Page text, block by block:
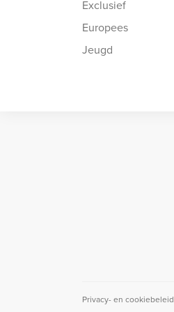
Exclusief
Europees
Jeugd
Privacy- en cookiebeleid